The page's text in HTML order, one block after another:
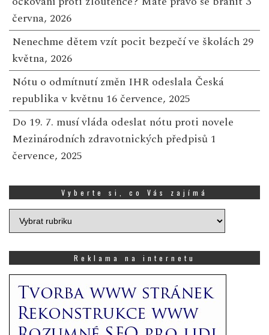
června, 2026
Nenechme dětem vzít pocit bezpečí ve školách 29
května, 2026
Nótu o odmítnutí změn IHR odeslala Česká
republika v květnu 16 července, 2025
Do 19. 7. musí vláda odeslat nótu proti novele
Mezinárodních zdravotnických předpisů 1
července, 2025
Vyberte si, co Vás zajímá
Vyberte
si,
zajímá
Reklama na internetu